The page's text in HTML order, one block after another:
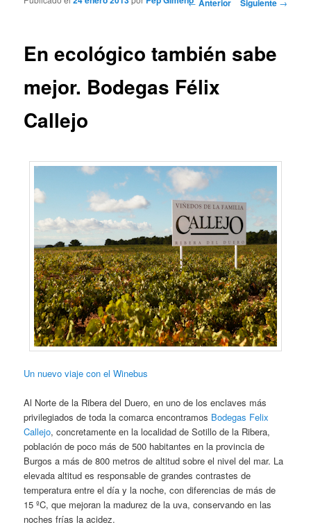
← Anterior Siguiente →
En ecológico también sabe
mejor. Bodegas Félix
Callejo
Un nuevo viaje con el Winebus
Al Norte de la Ribera del Duero, en uno de los enclaves más
privilegiados de toda la comarca encontramos Bodegas Felix
Callejo, concretamente en la localidad de Sotillo de la Ribera,
población de poco más de 500 habitantes en la provincia de
Burgos a más de 800 metros de altitud sobre el nivel del mar. La
elevada altitud es responsable de grandes contrastes de
temperatura entre el día y la noche, con diferencias de más de
15 ºC, que mejoran la madurez de la uva, conservando en las
noches frías la acidez.